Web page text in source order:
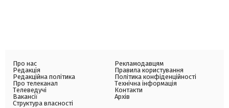
Про нас
Редакція
Редакційна політика
Про телеканал
Телеведучі
Вакансії
Структура власності
Рекламодавцям
Правила користування
Політика конфіденційності
Технічна інформація
Контакти
Архів